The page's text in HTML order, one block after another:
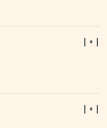
de momentos
forma de dramatização.
e de grandes nomes da
um pouco mais
do músico.
| + |
| + |